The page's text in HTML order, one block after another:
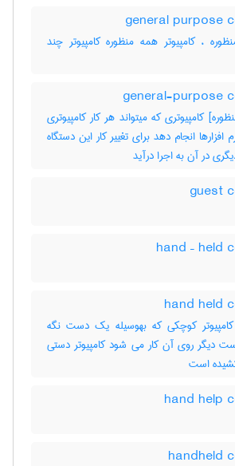
، کامپیوتر همه منظوره کامپیوتر چند
کامپیوتری که میتواند هر کار کامپیوتری
افزارها انجام دهد برای تغییر کار این دستگاه
در آن به اجرا درآید
کامپیوتر کوچکی که بهوسیله یک دست نگه
دیگر روی آن کار می شود کامپیوتر دستی
است